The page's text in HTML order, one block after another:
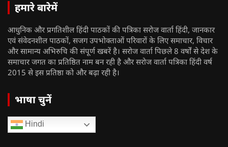
हमारे बारेमें
आधुनिक और प्रगतिशील हिंदी पाठकों की पत्रिका सरोज वार्ता हिंदी, जानकार
एवं संवेदनशील पाठकों, सजग उपभोक्ताओं परिवारों के लिए समाचार, विचार
और सामान्य अभिरुचि की संपूर्ण खबरें है। सरोज वार्ता पिछले 8 वर्षों से देश के
समाचार जगत का प्रतिष्ठित नाम बन रही है और सरोज वार्ता पत्रिका हिंदी वर्ष
2015 से इस प्रतिष्ठा को और बढ़ा रही है।
भाषा चुनें
Hindi